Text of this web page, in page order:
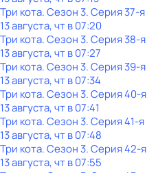
Три кота. Сезон 3. Серия 37-я
13 августа, чт в 07:20
Три кота. Сезон 3. Серия 38-я
13 августа, чт в 07:27
Три кота. Сезон 3. Серия 39-я
13 августа, чт в 07:34
Три кота. Сезон 3. Серия 40-я
13 августа, чт в 07:41
Три кота. Сезон 3. Серия 41-я
13 августа, чт в 07:48
Три кота. Сезон 3. Серия 42-я
13 августа, чт в 07:55